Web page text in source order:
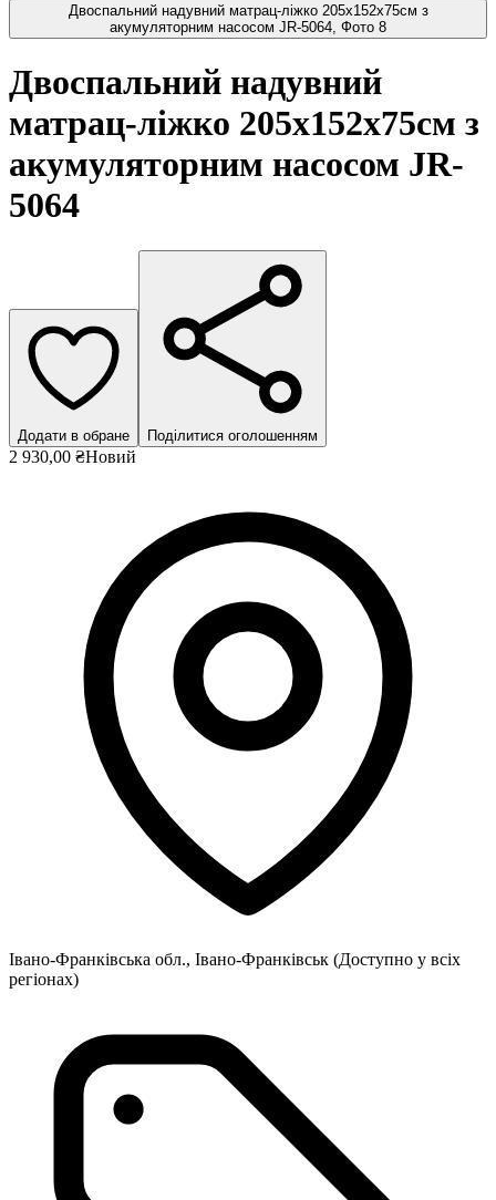
Двоспальний надувний матрац-ліжко 205х152х75см з
акумуляторним насосом JR-5064, Фото 8
Двоспальний надувний
матрац-ліжко 205х152х75см з
акумуляторним насосом JR-
5064
Додати в обране Поділитися оголошенням
2 930,00 ₴Новий
Івано-Франківська обл., Івано-Франківськ (Доступно у всіх
регіонах)